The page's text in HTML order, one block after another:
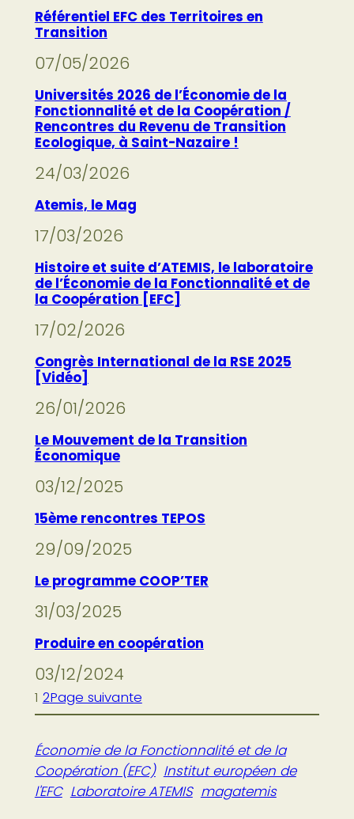
Référentiel EFC des Territoires en
Transition
07/05/2026
Universités 2026 de l’Économie de la
Fonctionnalité et de la Coopération /
Rencontres du Revenu de Transition
Ecologique, à Saint-Nazaire !
24/03/2026
Atemis, le Mag
17/03/2026
Histoire et suite d’ATEMIS, le laboratoire
de l’Économie de la Fonctionnalité et de
la Coopération [EFC]
17/02/2026
Congrès International de la RSE 2025
[Vidéo]
26/01/2026
Le Mouvement de la Transition
Économique
03/12/2025
15ème rencontres TEPOS
29/09/2025
Le programme COOP’TER
31/03/2025
Produire en coopération
03/12/2024
1 2Page suivante
Économie de la Fonctionnalité et de la
Coopération (EFC) Institut européen de
l'EFC Laboratoire ATEMIS magatemis